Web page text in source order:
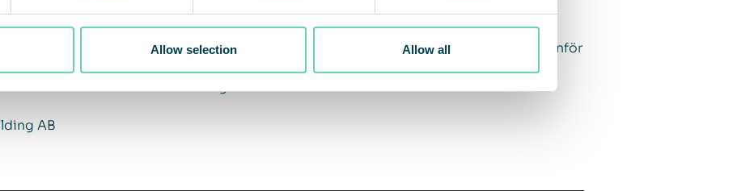
Allow selection Allow all
3,7 (3,1) miljarder m3 luft per månad, en ökning med 19 procent jämfört med
tid sedan utbrottet av pandemin. QleanAir har som organisation visat sig ha
och utmaningar vi står inför, något som gör mig både stolt och optimistisk inför
ett extra stort tack till våra fantastiska medarbetare och partners som alla är
även i tider med stora utmaningar.
AB